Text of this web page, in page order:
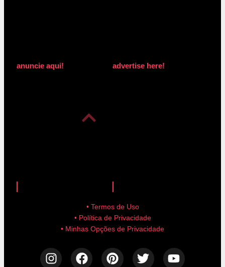
anuncie aqui! advertise here!
• Termos de Uso
• Política de Privacidade
• Minhas Opções de Privacidade